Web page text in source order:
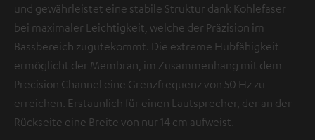
und gewährleistet eine stabile Struktur dank Kohlefaser
bei maximaler Leichtigkeit, welche der Präzision im
Bassbereich zugutekommt. Die extreme Hubfähigkeit
ermöglicht der Membran, im Zusammenhang mit dem
Precision Channel eine Grenzfrequenz von 50 Hz zu
erreichen. Erstaunlich für einen Lautsprecher, der an der
Rückseite eine Breite von nur 14 cm aufweist.